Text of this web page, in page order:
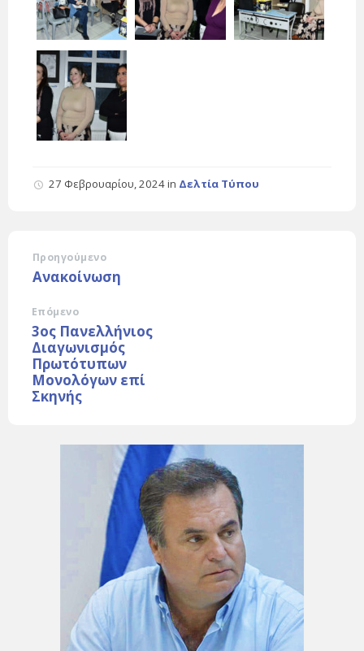
27 Φεβρουαρίου, 2024in Δελτία Τύπου
Προηγούμενο
Ανακοίνωση
Επόμενο
3ος Πανελλήνιος
Διαγωνισμός
Πρωτότυπων
Μονολόγων επί
Σκηνής